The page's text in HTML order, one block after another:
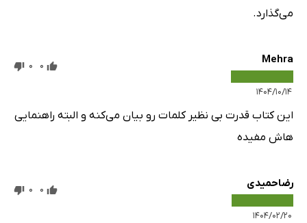
می‌گذارد.
Mehra
۱۴۰۴/۱۰/۱۴
0
0
این کتاب قدرت بی نظیر کلمات رو بیان می‌کنه و البته راهنمایی
هاش مفیده
رضاحمیدی
۱۴۰۴/۰۲/۲۰
0
0